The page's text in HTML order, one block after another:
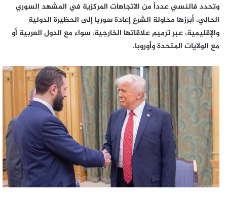
وتحدد فالنسي عدداً من الاتجاهات المركزية في المشهد السوري
الحالي، أبرزها محاولة الشرع إعادة سوريا إلى الحظيرة الدولية
والإقليمية، عبر ترميم علاقاتها الخارجية، سواء مع الدول العربية أو
مع الولايات المتحدة وأوروبا.